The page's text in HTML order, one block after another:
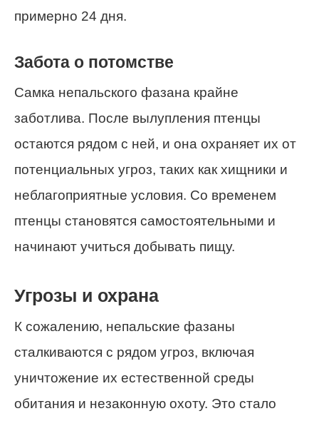
примерно 24 дня.
Забота о потомстве
Самка непальского фазана крайне
заботлива. После вылупления птенцы
остаются рядом с ней, и она охраняет их от
потенциальных угроз, таких как хищники и
неблагоприятные условия. Со временем
птенцы становятся самостоятельными и
начинают учиться добывать пищу.
Угрозы и охрана
К сожалению, непальские фазаны
сталкиваются с рядом угроз, включая
уничтожение их естественной среды
обитания и незаконную охоту. Это стало